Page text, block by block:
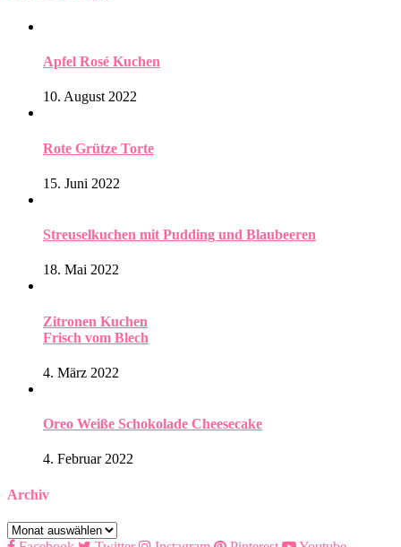
Apfel Rosé Kuchen
10. August 2022
Rote Grütze Torte
15. Juni 2022
Streuselkuchen mit Pudding und Blaubeeren
18. Mai 2022
Zitronen Kuchen
Frisch vom Blech
4. März 2022
Oreo Weiße Schokolade Cheesecake
4. Februar 2022
Archiv
Archiv